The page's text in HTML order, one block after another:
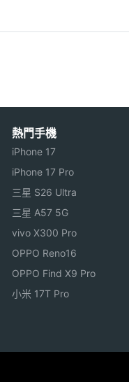
熱門手機
iPhone 17
iPhone 17 Pro
三星 S26 Ultra
三星 A57 5G
vivo X300 Pro
OPPO Reno16
OPPO Find X9 Pro
小米 17T Pro